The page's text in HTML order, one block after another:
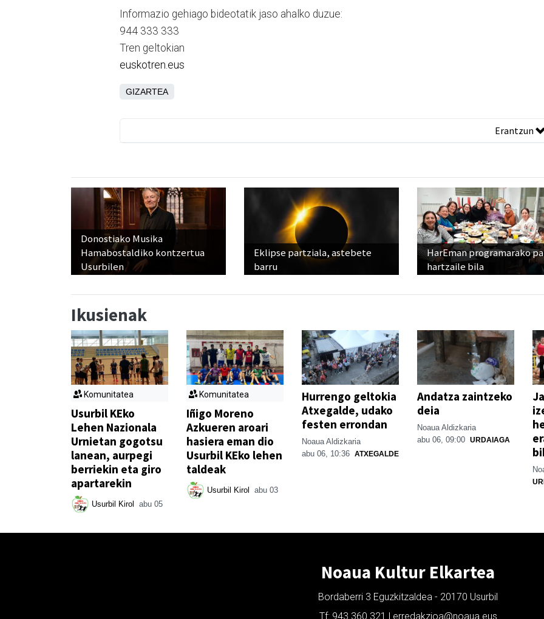
Informazio gehiago bideotatik jaso ahalko duzue:
944 333 333
Tren geltokian
euskotren.eus
GIZARTEA
Erantzun
Donostiako Musika
Hamabostaldiko kontzertua
Usurbilen
Eklipse partziala, astebete
barru
HarEman programarako
hartzaile bila
Ikusienak
Komunitatea
Usurbil KEko
Lehen Nazionala
Urnietan gogotsu
lanean, aurpegi
berriekin eta giro
apartarekin
Usurbil Kirol abu 05
Komunitatea
Iñigo Moreno
Azkueren aroari
hasiera eman dio
Usurbil KEko lehen
taldeak
Usurbil Kirol abu 03
Hurrengo geltokia
Atxegalde, udako
festen errondan
Noaua Aldizkaria
abu 06, 10:36 ATXEGALDE
Andatza zaintzeko
deia
Noaua Aldizkaria
abu 06, 09:00 URDAIAGA
Noaua Kultur Elkartea
Bordaberri 3 Eguzkitzaldea - 20170 Usurbil
Tf: 943 360 321 | erredakzioa@noaua.eus